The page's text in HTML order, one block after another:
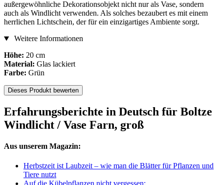
außergewöhnliche Dekorationsobjekt nicht nur als Vase, sondern
auch als Windlicht verwenden. Als solches bezaubert es mit einem
herrlichen Lichtschein, der für ein einzigartiges Ambiente sorgt.
Weitere Informationen
Höhe: 20 cm
Material: Glas lackiert
Farbe: Grün
Dieses Produkt bewerten
Erfahrungsberichte in Deutsch für Boltze
Windlicht / Vase Farn, groß
Aus unserem Magazin:
Herbstzeit ist Laubzeit – wie man die Blätter für Pflanzen und
Tiere nutzt
Auf die Kübelpflanzen nicht vergessen: